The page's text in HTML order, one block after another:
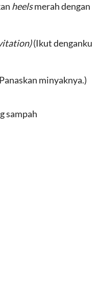
heelsmerah dengan
(Ikut denganku
minyaknya.)
sampah